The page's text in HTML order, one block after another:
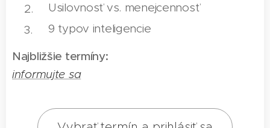
Usilovnosť vs. menejcennosť
9 typov inteligencie
Najbližšie termíny:
informujte sa